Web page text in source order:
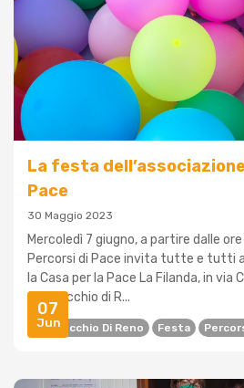
07
Jun
La festa
Pace
30 Maggio 2023
Mercoledì 7 giugno, a partire dalle
Percorsi di Pace invita tutte e tutti
la Casa per la Pace La Filanda, in via
Casalecchio di R...
Casalecchio Di Reno Festa